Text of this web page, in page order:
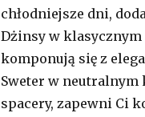
chłodniejsze dni,
Dżinsy w
komponują się z
Sweter w neutralnym
spacery, zapewni Ci